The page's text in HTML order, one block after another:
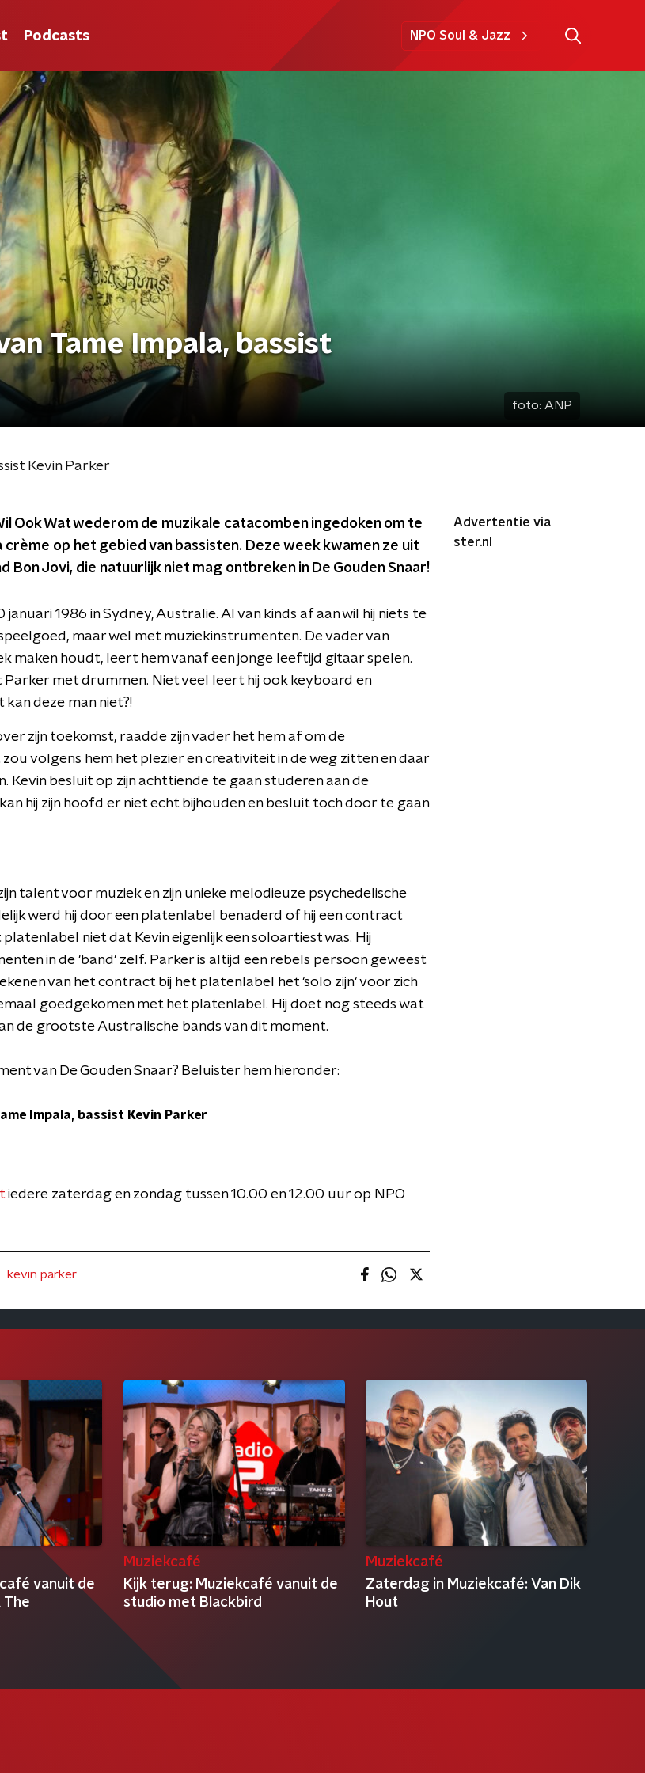
Podcasts NPO Soul & Jazz
Tame Impala, bassist
foto: ANP
Kevin Parker
Ook Wat wederom de muzikale catacomben ingedoken om te
op het gebied van bassisten. Deze week kwamen ze uit
Bon Jovi, die natuurlijk niet mag ontbreken in De Gouden Snaar!
januari 1986 in Sydney, Australië. Al van kinds af aan wil hij niets te
maar wel met muziekinstrumenten. De vader van
maken houdt, leert hem vanaf een jonge leeftijd gitaar spelen.
met drummen. Niet veel leert hij ook keyboard en
kan deze man niet?!
zijn toekomst, raadde zijn vader het hem af om de
volgens hem het plezier en creativiteit in de weg zitten en daar
Kevin besluit op zijn achttiende te gaan studeren aan de
hij zijn hoofd er niet echt bijhouden en besluit toch door te gaan
talent voor muziek en zijn unieke melodieuze psychedelische
werd hij door een platenlabel benaderd of hij een contract
niet dat Kevin eigenlijk een soloartiest was. Hij
in de 'band' zelf. Parker is altijd een rebels persoon geweest
van het contract bij het platenlabel het 'solo zijn' voor zich
goedgekomen met het platenlabel. Hij doet nog steeds wat
de grootste Australische bands van dit moment.
van De Gouden Snaar? Beluister hem hieronder:
Impala, bassist Kevin Parker
iedere zaterdag en zondag tussen 10.00 en 12.00 uur op NPO
Advertentie via
ster.nl
kevin parker
vanuit de
The
Muziekcafé
Kijk terug: Muziekcafé vanuit de
studio met Blackbird
Muziekcafé
Zaterdag in Muziekcafé: Van Dik
Hout